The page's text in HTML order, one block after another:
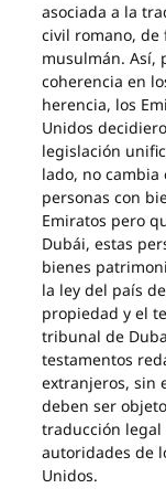
asociada a la
civil romano, de
musulmán. Así,
coherencia en
herencia, los
Unidos
legislación
lado, no cambia
personas con
Emiratos pero
Dubái, estas
bienes
la ley del país
propiedad y el
tribunal de
testamentos
extranjeros, sin
deben ser
traducción legal
autoridades de
Unidos.